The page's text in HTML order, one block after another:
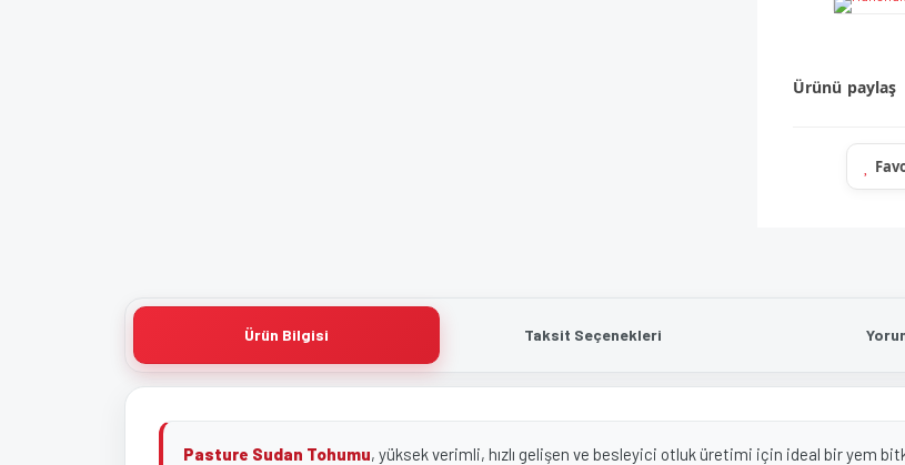
Ürünü paylaş
Ürün Bilgisi Taksit Seçenekleri
Pasture Sudan Tohumu, yüksek verimli, hızlı gelişen ve besleyici otluk üretimi için ideal bir yem